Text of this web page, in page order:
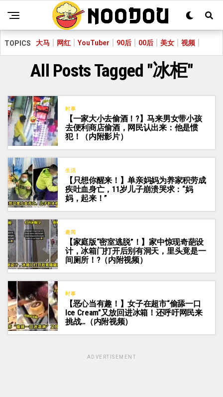
TOPICS 大马 网红 YouTuber 90后 00后 美女 视频
All Posts Tagged "冰柜"
时事
【一家大小去偷酒！?】马来男女带小孩
去便利商店偷酒，网民认出来：他是惯
犯！（内附影片）
生活
【只想你醒来！】单亲妈妈为养家积劳成
疾吐血身亡，11岁儿子崩溃哭求：“妈
妈，起来！”
趣闻
【家庭版“密室逃脱”！】家中惊现奇葩设
计，冰箱门打开后别有洞天，里头竟是一
间厕所！?（内附视频）
时事
【恶心当有趣！】女子在超市“偷舔一口
Ice Cream”又放回进冰箱！还呼吁网民来
挑战…（内附视频）
ADVERTISEMENT